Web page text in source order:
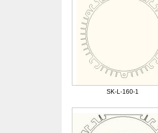
SK-L-160-1